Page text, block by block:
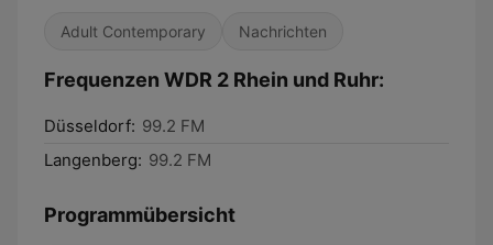
Adult Contemporary Nachrichten
Frequenzen WDR 2 Rhein und Ruhr:
Düsseldorf: 99.2 FM
Langenberg: 99.2 FM
Programmübersicht